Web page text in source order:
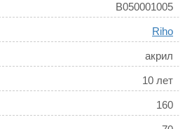
B050001005
Riho
акрил
10 лет
160